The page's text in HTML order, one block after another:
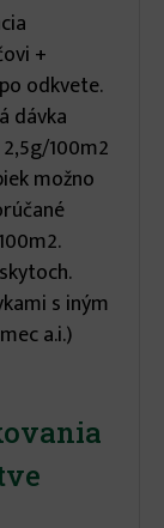
+
odkvete.
dávka
100m2
možno
s iným
a.i.)